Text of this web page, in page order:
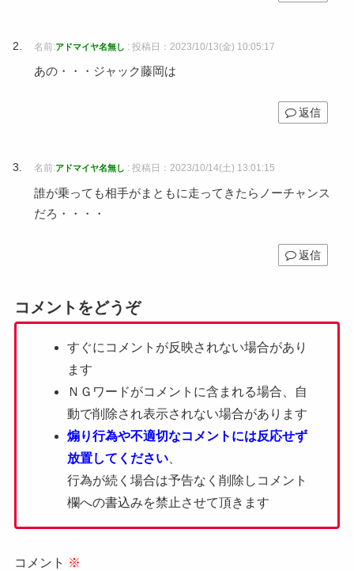
名前:アドマイヤ名無し : 投稿日：2023/10/13(金) 10:05:17
あの・・・ジャック藤岡は
返信
名前:アドマイヤ名無し : 投稿日：2023/10/14(土) 13:01:15
誰が乗っても相手がまともに走ってきたらノーチャンス
だろ・・・・
返信
コメントをどうぞ
すぐにコメントが反映されない場合があり
ます
ＮＧワードがコメントに含まれる場合、自
動で削除され表示されない場合があります
煽り行為や不適切なコメントには反応せず
放置してください
行為が続く場合は予告なく削除しコメント
欄への書込みを禁止させて頂きます
コメント ※